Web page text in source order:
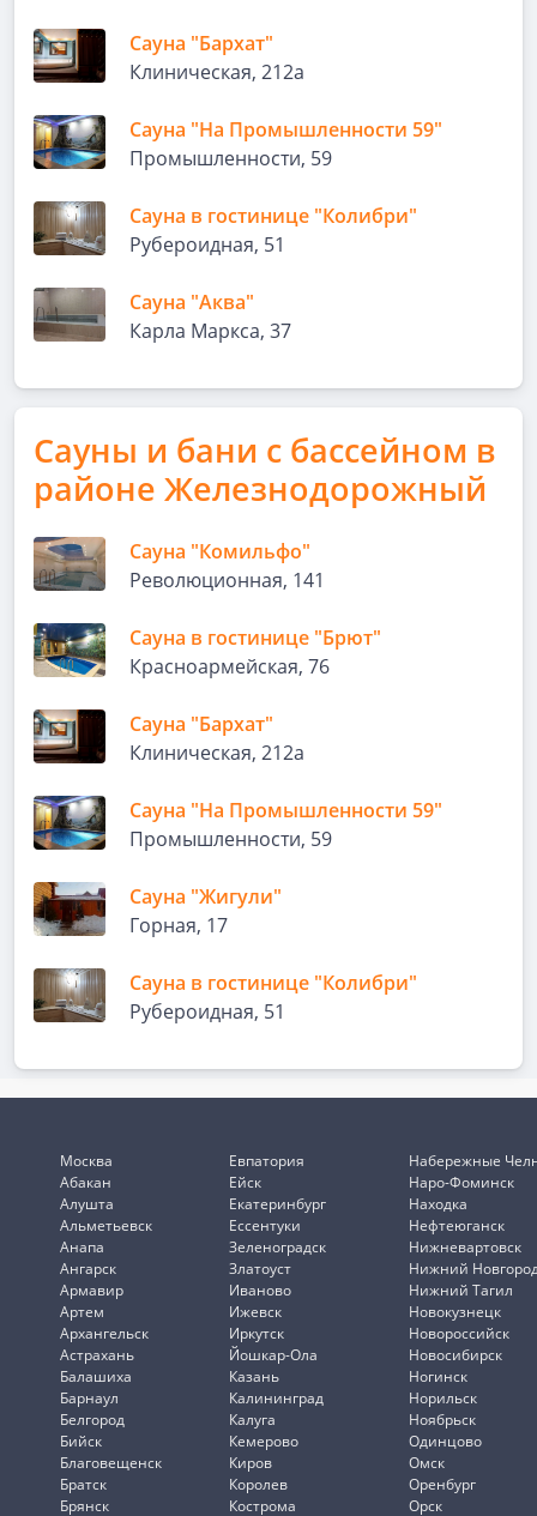
Сауна "Бархат"
Клиническая, 212а
Сауна "На Промышленности 59"
Промышленности, 59
Сауна в гостинице "Колибри"
Рубероидная, 51
Сауна "Аква"
Карла Маркса, 37
Сауны и бани с бассейном в
районе Железнодорожный
Сауна "Комильфо"
Революционная, 141
Сауна в гостинице "Брют"
Красноармейская, 76
Сауна "Бархат"
Клиническая, 212а
Сауна "На Промышленности 59"
Промышленности, 59
Сауна "Жигули"
Горная, 17
Сауна в гостинице "Колибри"
Рубероидная, 51
Москва
Абакан
Алушта
Альметьевск
Анапа
Ангарск
Армавир
Артем
Архангельск
Астрахань
Балашиха
Барнаул
Белгород
Бийск
Благовещенск
Братск
Брянск
Евпатория
Ейск
Екатеринбург
Ессентуки
Зеленоградск
Златоуст
Иваново
Ижевск
Иркутск
Йошкар-Ола
Казань
Калининград
Калуга
Кемерово
Киров
Королев
Кострома
Набережные
Наро-Фоминск
Находка
Нефтеюганск
Нижневартовск
Нижний
Нижний Тагил
Новокузнецк
Новороссийск
Новосибирск
Ногинск
Норильск
Ноябрьск
Одинцово
Омск
Оренбург
Орск